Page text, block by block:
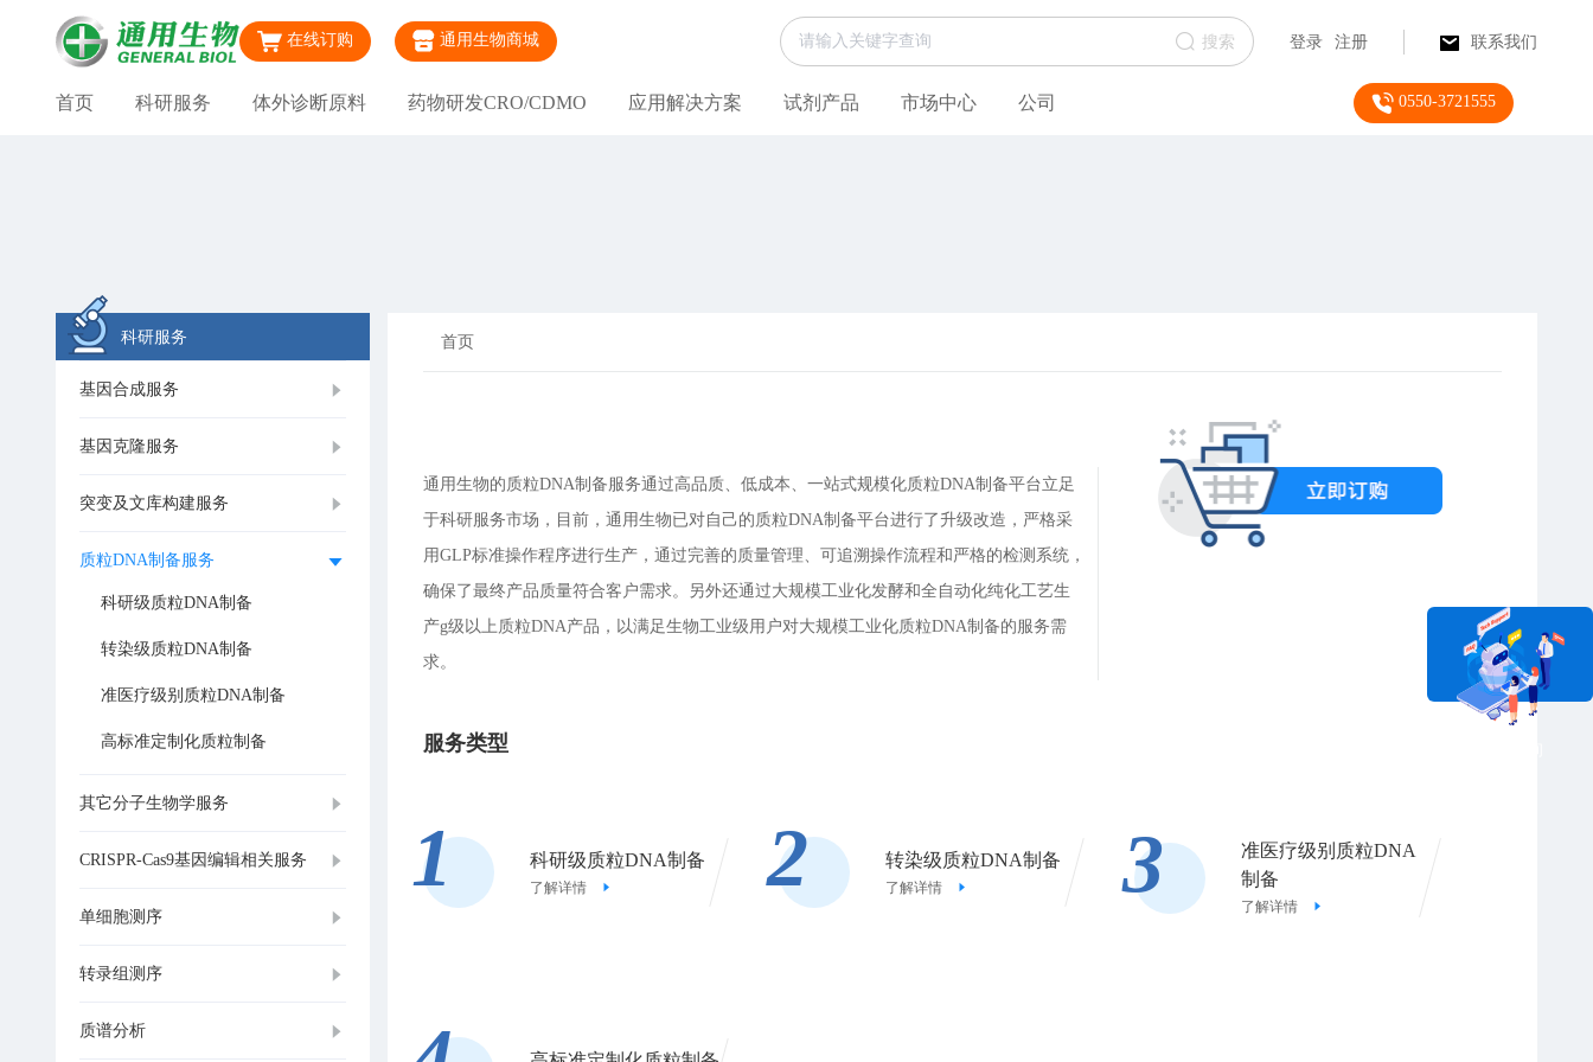
在线订购 通用生物商城 搜索 登录 注册 联系我们
首页 科研服务 体外诊断原料 药物研发CRO/CDMO 应用解决方案 试剂产品 市场中心 公司 0550-3721555
科研服务
基因合成服务
基因克隆服务
突变及文库构建服务
质粒DNA制备服务
科研级质粒DNA制备
转染级质粒DNA制备
准医疗级别质粒DNA制备
高标准定制化质粒制备
其它分子生物学服务
CRISPR-Cas9基因编辑相关服务
单细胞测序
转录组测序
质谱分析
首页
通用生物的质粒DNA制备服务通过高品质、低成本、一站式规模化质粒DNA制备平台立足
于科研服务市场，目前，通用生物已对自己的质粒DNA制备平台进行了升级改造，严格采
用GLP标准操作程序进行生产，通过完善的质量管理、可追溯操作流程和严格的检测系统，
确保了最终产品质量符合客户需求。另外还通过大规模工业化发酵和全自动化纯化工艺生
产g级以上质粒DNA产品，以满足生物工业级用户对大规模工业化质粒DNA制备的服务需
求。
服务类型
1 科研级质粒DNA制备
了解详情 2 转染级质粒DNA制备
了解详情 3
准医疗级别质粒DNA
制备
了解详情